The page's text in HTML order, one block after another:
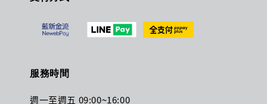
服務時間
週一至週五 09:00~16:00